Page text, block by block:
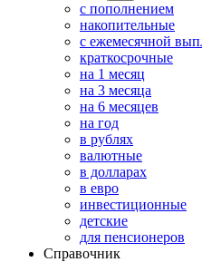
с пополнением
накопительные
с ежемесячной
краткосрочные
на 1 месяц
на 3 месяца
на 6 месяцев
на год
в рублях
валютные
в долларах
в евро
инвестиционные
детские
для пенсионеров
Справочник